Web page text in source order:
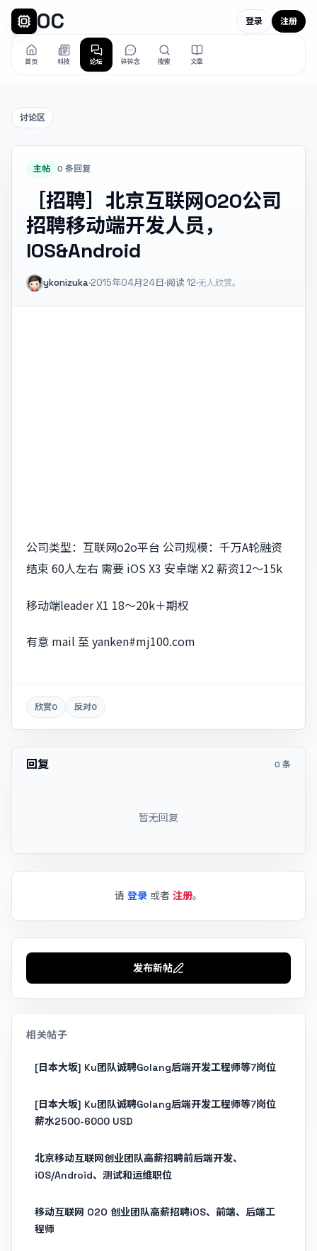
OC
首页 科技 论坛 碎碎念 搜索 文章
登录 注册
讨论区
主帖 0 条回复
［招聘］北京互联网O2O公司
招聘移动端开发人员，
IOS&Android
ykonizuka·2015年04月24日·阅读 12·无人欣赏。
公司类型：互联网o2o平台 公司规模：千万A轮融资
结束 60人左右 需要 iOS X3 安卓端 X2 薪资12～15k
移动端leader X1 18～20k＋期权
有意 mail 至yanken#mj100.com
欣赏0 反对0
回复 0 条
暂无回复
请 登录 或者 注册。
发布新帖
相关帖子
[日本大坂] Ku团队诚聘Golang后端开发工程师等7岗位
[日本大坂] Ku团队诚聘Golang后端开发工程师等7岗位
薪水2500-6000 USD
北京移动互联网创业团队高薪招聘前后端开发、
iOS/Android、测试和运维职位
移动互联网 O2O 创业团队高薪招聘iOS、前端、后端工
程师